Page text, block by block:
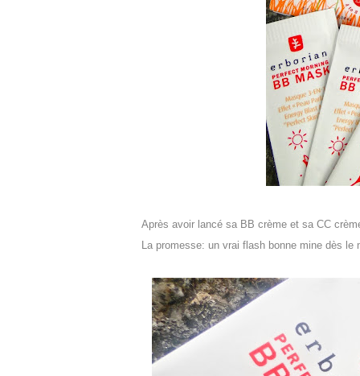
Après avoir lancé sa BB crème et sa CC
La promesse: un vrai flash bonne mine dès